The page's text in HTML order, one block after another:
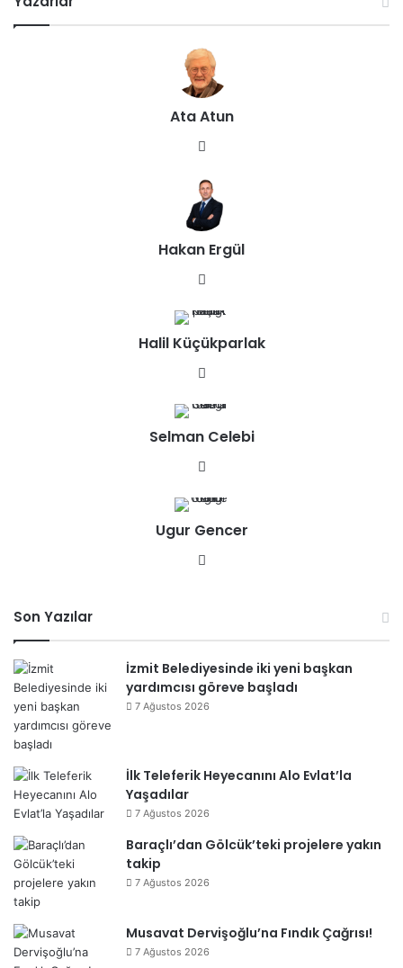
Ata Atun
esi
Hakan Ergül
sit
esi
Halil Küçükparlak
sit
esi
Selman Celebi
sit
esi
Ugur Gencer
Son Yazılar
İzmit Belediyesinde iki yeni başkan
yardımcısı göreve başladı
7 Ağustos 2026
İlk Teleferik Heyecanını Alo Evlat’la
Yaşadılar
7 Ağustos 2026
Baraçlı’dan Gölcük’teki projelere yakın
takip
7 Ağustos 2026
Musavat Dervişoğlu’na Fındık Çağrısı!
7 Ağustos 2026